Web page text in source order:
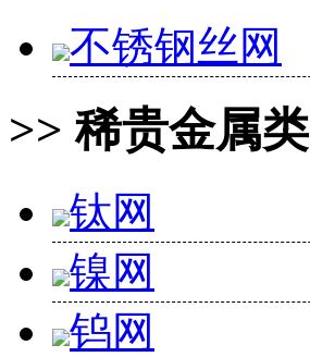
不锈钢丝网
>> 稀贵金属类
钛网
镍网
钨网